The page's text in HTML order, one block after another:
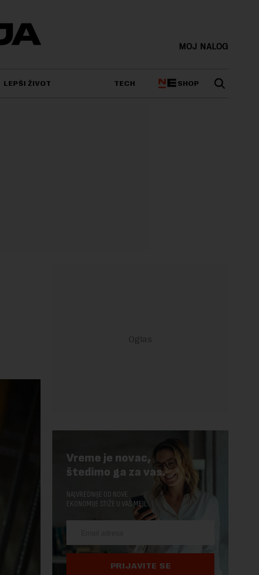
MOJ NALOG
LEPŠI ŽIVOT TECH SHOP
Vreme je novac,
štedimo ga za vas.
NAJVREDNIJE OD NOVE
EKONOMIJE STIŽE U VAŠ MEJL.
PRIJAVITE SE